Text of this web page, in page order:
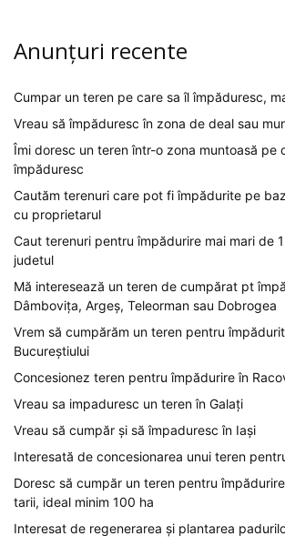
Anunțuri recente
Cumpar un teren pe care sa îl împăduresc,
Vreau să împăduresc în zona de deal sau
Îmi doresc un teren într-o zona muntoasă pe
împăduresc
Cautăm terenuri care pot fi împădurite pe
cu proprietarul
Caut terenuri pentru împădurire mai mari de
judetul
Mă interesează un teren de cumpărat pt
Dâmbovița, Argeș, Teleorman sau Dobrogea
Vrem să cumpărăm un teren pentru
Bucureștiului
Concesionez teren pentru împădurire în
Vreau sa impaduresc un teren în Galați
Vreau să cumpăr și să împaduresc în Iași
Interesată de concesionarea unui teren
Doresc să cumpăr un teren pentru
tarii, ideal minim 100 ha
Interesat de regenerarea și plantarea